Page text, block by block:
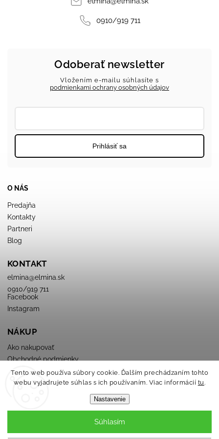
Tento web používa súbory cookie. Ďalším prechádzaním tohto
webu vyjadrujete súhlas s ich používaním. Viac informácií tu.
Nastavenie
Súhlasím
0910/919 711
O NÁS
Predajňa
Kontakty
Partneri
Blog
KONTAKT
elmina@elmina.sk
0910/919 711
Facebook
Instagram
NÁKUP
Ako nakupovať
Obchodné podmienky
Podmienky ochrany osobných údajov
Odoberať newsletter
Vložením e-mailu súhlasíte s
podmienkami ochrany osobných údajov
Prihlásiť sa